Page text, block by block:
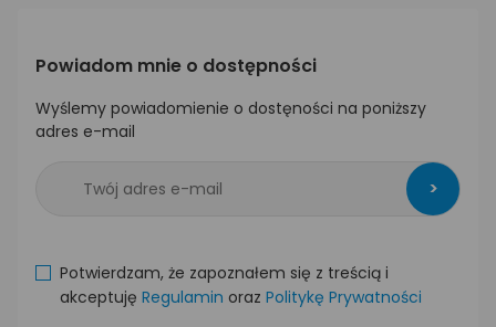
Powiadom mnie o dostępności
Wyślemy powiadomienie o dostęności na poniższy
adres e-mail
>
Potwierdzam, że zapoznałem się z treścią i
akceptuję Regulamin oraz Politykę Prywatności